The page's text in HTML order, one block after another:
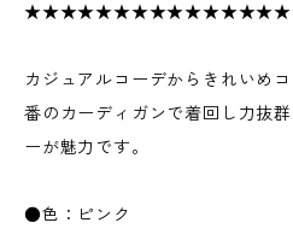
カジュアルコーデからきれいめ
番のカーディガンで着回し力抜
ーが魅力です。
●色：ピンク